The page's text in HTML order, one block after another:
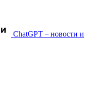
ChatGPT – новости и